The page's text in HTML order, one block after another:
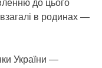
до цього
в родинах —
України —